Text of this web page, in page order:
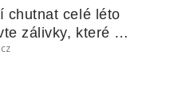
chutnat celé léto
zálivky, které
nudle nebo